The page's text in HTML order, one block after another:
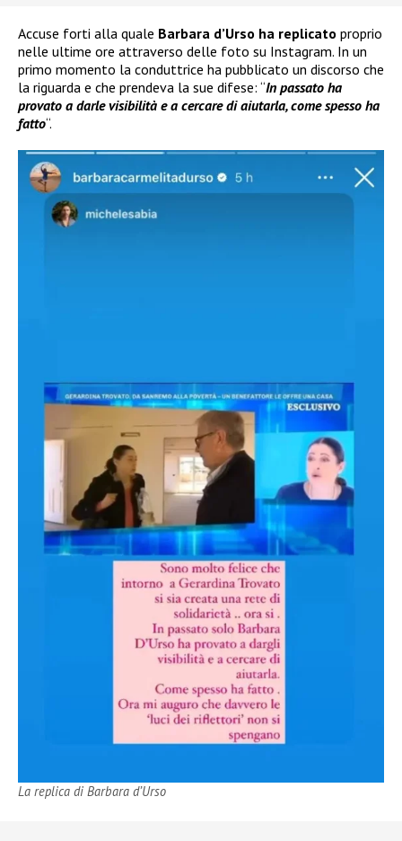
Accuse forti alla quale Barbara d’Urso ha replicato proprio
nelle ultime ore attraverso delle foto su Instagram. In un
primo momento la conduttrice ha pubblicato un discorso che
la riguarda e che prendeva la sue difese: “In passato ha
provato a darle visibilità e a cercare di aiutarla, come spesso ha
fatto“.
La replica di Barbara d’Urso